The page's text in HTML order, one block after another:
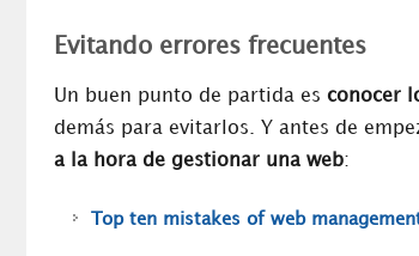
Evitando errores frecuentes
Un buen punto de partida es conocer
demás para evitarlos. Y antes de
a la hora de gestionar una web:
Top ten mistakes of web